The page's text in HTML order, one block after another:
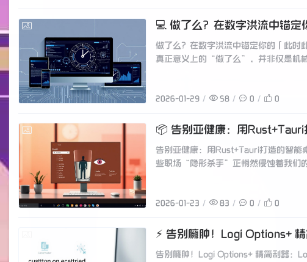
2026-01-29
💻 做了么？在数字洪流中锚定
做了么？在数字洪流中锚定你的「此时
真正意义上的“做了么”，并非仅是机
2026-01-29 58 0 0
2026-01-23
📦 告别亚健康：用Rust+Tauri
告别亚健康：用Rust+Tauri打造的智能
些职场“隐形杀手”正悄然侵蚀着我们
2026-01-23 83 0 0
2026-01-23
⚡ 告别臃肿！Logi Options+
告别臃肿！Logi Options+ 精简利器：